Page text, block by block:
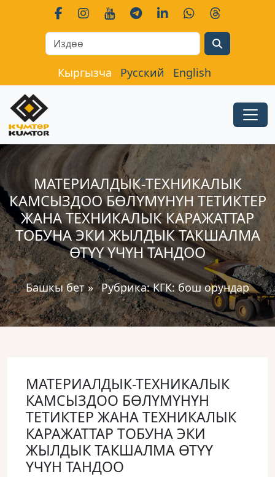
Кыргызча Русский English
МАТЕРИАЛДЫК-ТЕХНИКАЛЫК
КАМСЫЗДОО БӨЛҮМҮНҮН ТЕТИКТЕР
ЖАНА ТЕХНИКАЛЫК КАРАЖАТТАР
ТОБУНА ЭКИ ЖЫЛДЫК ТАКШАЛМА
ӨТҮҮ ҮЧҮН ТАНДОО
Башкы бет» Рубрика:КГК: бош орундар
МАТЕРИАЛДЫК-ТЕХНИКАЛЫК
КАМСЫЗДОО БӨЛҮМҮНҮН
ТЕТИКТЕР ЖАНА ТЕХНИКАЛЫК
КАРАЖАТТАР ТОБУНА ЭКИ
ЖЫЛДЫК ТАКШАЛМА ӨТҮҮ
ҮЧҮН ТАНДОО